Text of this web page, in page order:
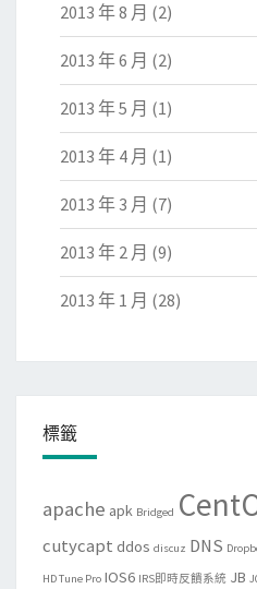
2013 年 8 月 (2)
2013 年 6 月 (2)
2013 年 5 月 (1)
2013 年 4 月 (1)
2013 年 3 月 (7)
2013 年 2 月 (9)
2013 年 1 月 (28)
標籤
apache apk Bridged
cutycapt ddos discuz DNS
HD Tune Pro IOS6 IRS即時反饋系統 JB